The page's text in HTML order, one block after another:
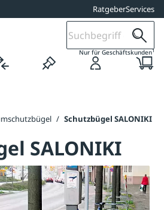
RatgeberServices
Nur für Geschäftskunden1
/ Schutzbügel SALONIKI
SALONIKI